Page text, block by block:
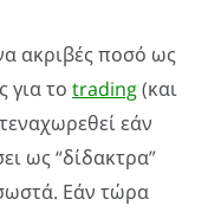
ακριβές ποσό ως
για το trading(και
εάν
ως “δίδακτρα”
Εάν τώρα